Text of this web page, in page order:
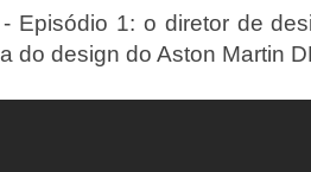
Episódio 1: o diretor de
do design do Aston Martin